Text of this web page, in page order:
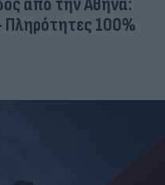
Πληρότητες 100%